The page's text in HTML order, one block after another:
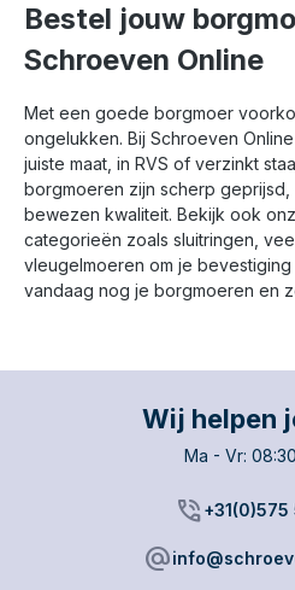
Bestel jouw
Schroeven Online
Met een goede borgmoer
ongelukken. Bij Schroeven
juiste maat, in RVS of verzinkt
borgmoeren zijn scherp
bewezen kwaliteit. Bekijk ook
categorieën zoals sluitringen,
vleugelmoeren om je
vandaag nog je borgmoeren en
Wij helpen
Ma - Vr:
phone_in_talk
alternate_email